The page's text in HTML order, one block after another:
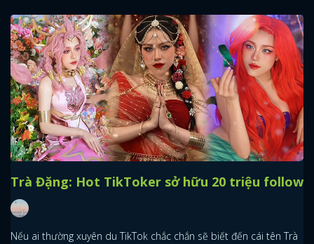
Trà Đặng: Hot TikToker sở hữu 20 triệu follow
Nếu ai thường xuyên du TikTok chắc chắn sẽ biết đến cái tên Trà